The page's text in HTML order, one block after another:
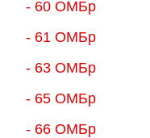
- 60 ОМБр
- 61 ОМБр
- 63 ОМБр
- 65 ОМБр
- 66 ОМБр